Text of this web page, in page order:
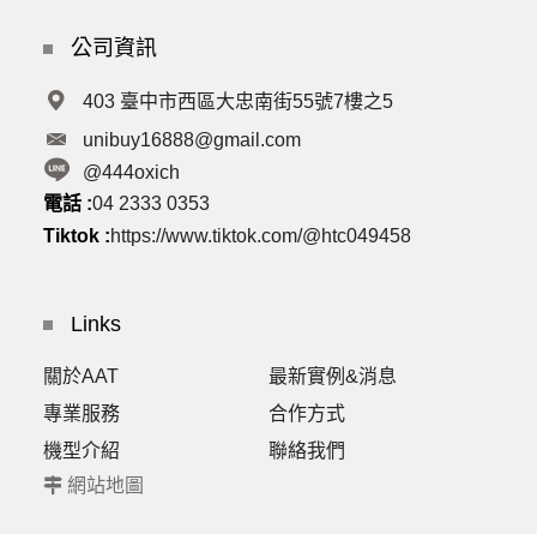
公司資訊
403 臺中市西區大忠南街55號7樓之5
unibuy16888@gmail.com
@444oxich
電話 :04 2333 0353
Tiktok :https://www.tiktok.com/@htc049458
Links
關於AAT
最新實例&消息
專業服務
合作方式
機型介紹
聯絡我們
網站地圖